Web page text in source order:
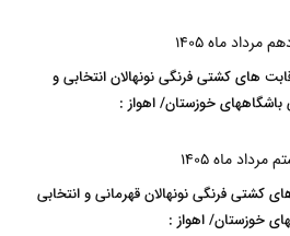
مرداد ماه 1405
های کشتی فرنگی نونهالان انتخابی و
باشگاههای خوزستان/ اهواز :
مرداد ماه 1405
کشتی فرنگی نونهالان قهرمانی و انتخابی
خوزستان/ اهواز :